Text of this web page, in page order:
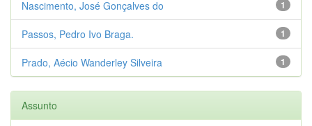
1
Nascimento, José Gonçalves do
1
Passos, Pedro Ivo Braga.
1
Prado, Aécio Wanderley Silveira
Assunto